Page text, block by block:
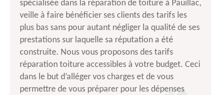
spécialisée dans la réparation de toiture à Pauillac,
veille à faire bénéficier ses clients des tarifs les
plus bas sans pour autant négliger la qualité de ses
prestations sur laquelle sa réputation a été
construite. Nous vous proposons des tarifs
réparation toiture accessibles à votre budget. Ceci
dans le but d’alléger vos charges et de vous
permettre de vous préparer pour les dépenses